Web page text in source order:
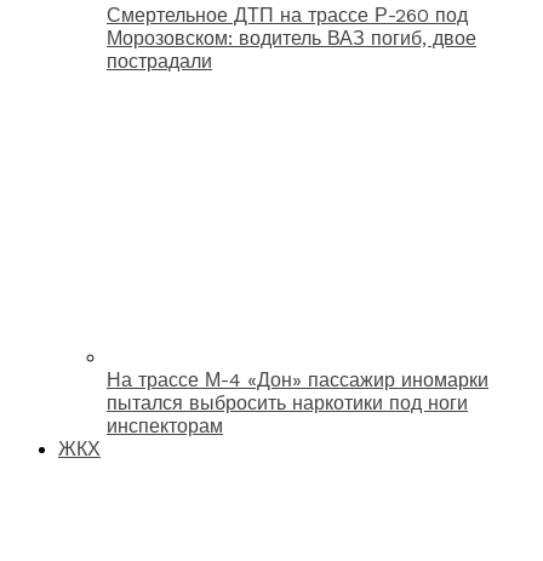
Смертельное ДТП на трассе Р-260 под
Морозовском: водитель ВАЗ погиб, двое
пострадали
На трассе М-4 «Дон» пассажир иномарки
пытался выбросить наркотики под ноги
инспекторам
ЖКХ